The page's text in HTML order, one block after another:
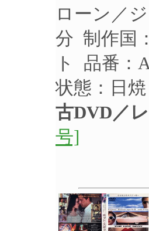
ローン／
分 制作国
ト 品番：
状態：日
古DVD／
号]